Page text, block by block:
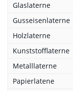
Glaslaterne
Gusseisenlaterne
Holzlaterne
Kunststofflaterne
Metalllaterne
Papierlatene